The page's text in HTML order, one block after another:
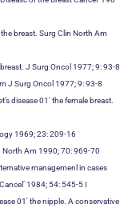
breast. Surg Clin North Am
J Surg Oncol 1977; 9: 93-8
J Surg Oncol 1977; 9: 93-8
disease 01′ the female breast.
1969; 23: 209-16
North Am 1990; 70: 969-70
managemenl in cases
1984; 54: 545-5 I
01′ the nipple. A conservative